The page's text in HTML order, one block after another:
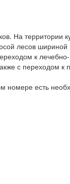
На территории
лесов
к лечебно-
с переходом к
номере есть